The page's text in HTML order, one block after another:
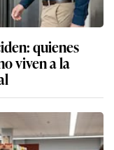
quienes
viven a la